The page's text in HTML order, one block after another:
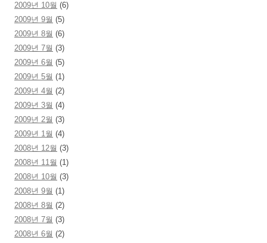
2009년 10월 (6)
2009년 9월 (5)
2009년 8월 (6)
2009년 7월 (3)
2009년 6월 (5)
2009년 5월 (1)
2009년 4월 (2)
2009년 3월 (4)
2009년 2월 (3)
2009년 1월 (4)
2008년 12월 (3)
2008년 11월 (1)
2008년 10월 (3)
2008년 9월 (1)
2008년 8월 (2)
2008년 7월 (3)
2008년 6월 (2)